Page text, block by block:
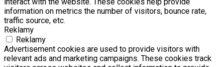
information on metrics the number of visitors, bounce rate,
traffic source, etc.
Reklamy
Reklamy
Advertisement cookies are used to provide visitors with
relevant ads and marketing campaigns. These cookies track